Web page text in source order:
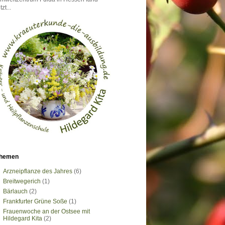
Arzneipflanze des Jahres (6)
Breitwegerich (1)
Bärlauch (2)
Frankfurter Grüne Soße (1)
Frauenwoche an der Ostsee mit
Hildegard Kita (2)